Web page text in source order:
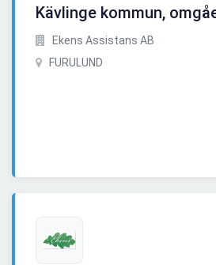
Kävlinge kommun,
Ekens Assistans AB
FURULUND